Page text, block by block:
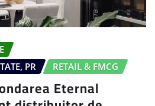
PR
RETAIL & FMCG
Eternal